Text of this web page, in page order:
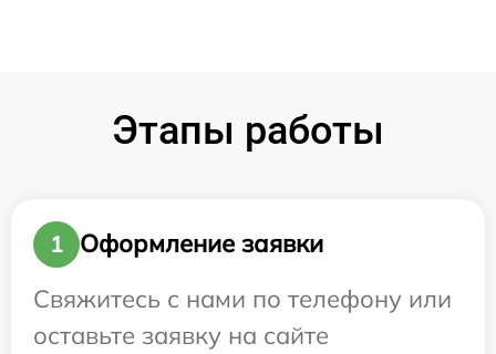
Этапы работы
1
Оформление заявки
Свяжитесь с нами по телефону или
оставьте заявку на сайте